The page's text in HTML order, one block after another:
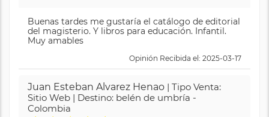
Buenas tardes me gustaría el catálogo de editorial
del magisterio. Y libros para educación. Infantil.
Muy amables
Opinión Recibida el: 2025-03-17
Juan Esteban Alvarez Henao | Tipo Venta:
Sitio Web | Destino: belén de umbría -
Colombia